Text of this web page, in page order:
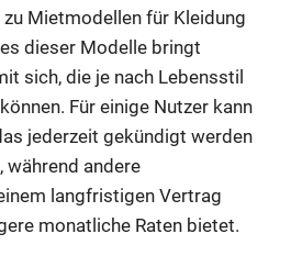
Mietmodellen für Kleidung
dieser Modelle bringt
sich, die je nach Lebensstil
Für einige Nutzer kann
jederzeit gekündigt werden
während andere
langfristigen Vertrag
monatliche Raten bietet.